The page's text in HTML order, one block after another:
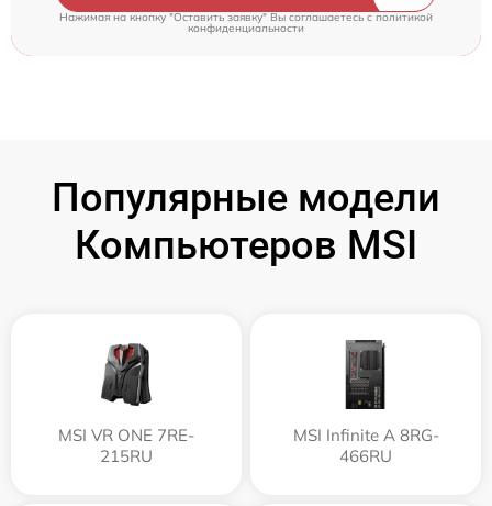
Нажимая на кнопку "Оставить заявку" Вы соглашаетесь cполитикой
конфиденциальности
Популярные модели
Компьютеров MSI
MSI VR ONE 7RE-
215RU
MSI Infinite A 8RG-
466RU